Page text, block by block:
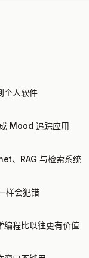
个人软件
Mood 追踪应用
、RAG 与检索系统
样会犯错
编程比以往更有价值